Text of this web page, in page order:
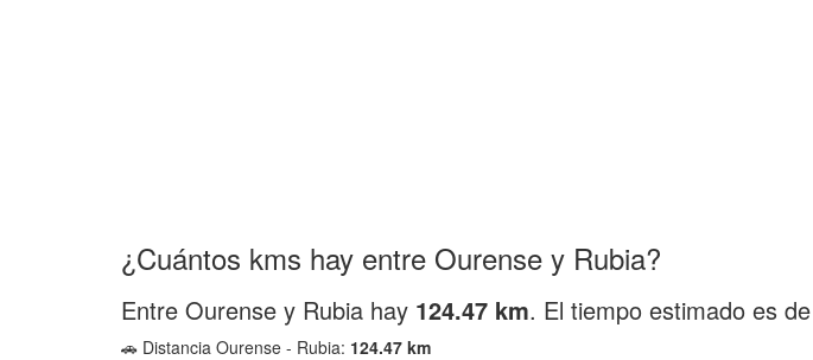
¿Cuántos kms hay entre Ourense y Rubia?
Entre Ourense y Rubia hay 124.47 km. El tiempo estimado es de
🚗 Distancia Ourense - Rubia: 124.47 km